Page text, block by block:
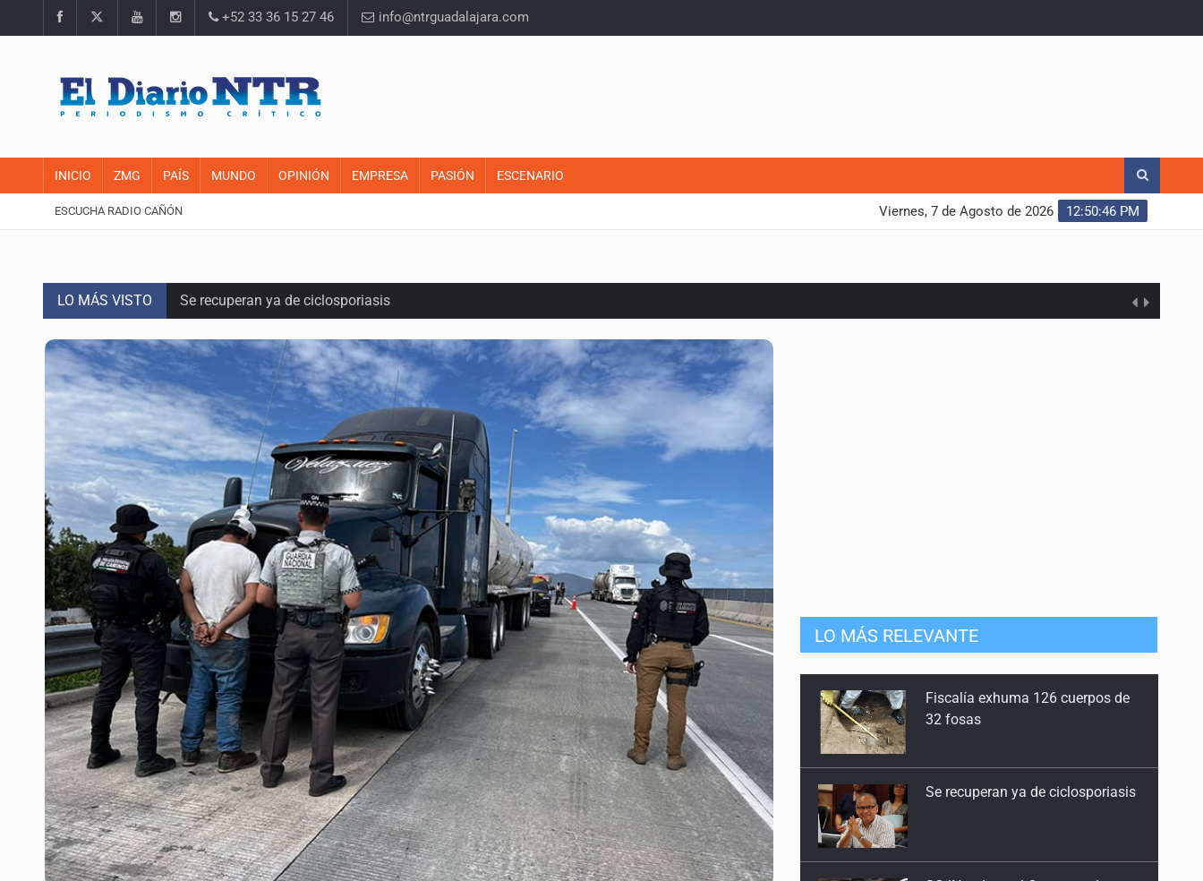
+52 33 36 15 27 46 info@ntrguadalajara.com
INICIO ZMG PAÍS MUNDO OPINIÓN EMPRESA PASIÓN ESCENARIO
ESCUCHA RADIO CAÑÓN 12:50:47 PM
Viernes, 7 de Agosto de 2026
LO MÁS VISTO Se recuperan ya de ciclosporiasis
SCJN ordena al Congreso de Jalisco eliminar la adopción simple
Fiscalía exhuma 126 cuerpos de 32 fosas
Al archivo la mitad de quejas contra el Siapa
Ya hay solicitud de audiencia de imputación en caso Eli Castro
Vecinos acusan retiro de árboles; Ijalvi niega tala
Buscan mantener tradiciones con Feria Corazón de Artesano
Apoyarán a mujeres con cáncer con 40 mdp
La evolución tiene nombre: ‘SuperArte’
Quinto Patio
LO MÁS RELEVANTE
Se recuperan ya de ciclosporiasis
SCJN ordena al Congreso de